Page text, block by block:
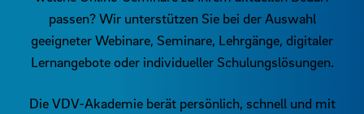
passen? Wir unterstützen Sie bei der Auswahl
geeigneter Webinare, Seminare, Lehrgänge, digitaler
Lernangebote oder individueller Schulungslösungen.
Die VDV-Akademie berät persönlich, schnell und mit